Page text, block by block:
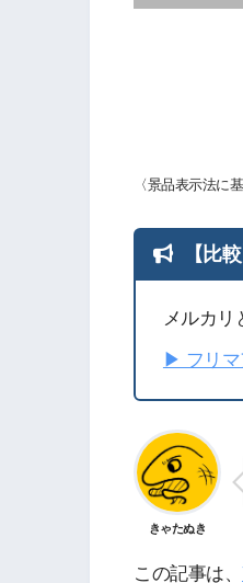
〈景品表示法に
【比
メルカ
▶︎ フリマ
きゃたぬき
この記事は、